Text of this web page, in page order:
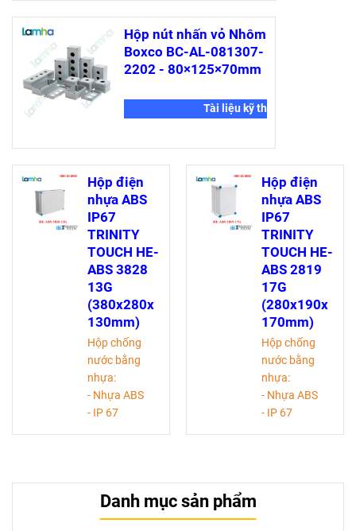
Hộp nút nhấn vỏ Nhôm
Boxco BC-AL-081307-
2202 - 80×125×70mm
Tài liệu kỹ thuật
Hộp điện
nhựa ABS
IP67
TRINITY
TOUCH HE-
ABS 3828
13G
(380x280x
130mm)
Hộp chống
nước bằng
nhựa:
- Nhựa ABS
- IP 67
(RAL 7035)
- Dãy nhiệt độ
liên tục: -20 tới
Hộp điện
nhựa ABS
IP67
TRINITY
TOUCH HE-
ABS 2819
17G
(280x190x
170mm)
Hộp chống
nước bằng
nhựa:
- Nhựa ABS
- IP 67
(RAL 7035)
Danh mục sản phẩm